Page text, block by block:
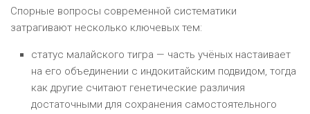
Спорные вопросы современной систематики
затрагивают несколько ключевых тем:
статус малайского тигра — часть учёных настаивает
на его объединении с индокитайским подвидом, тогда
как другие считают генетические различия
достаточными для сохранения самостоятельного